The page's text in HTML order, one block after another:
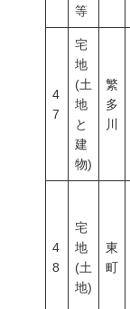
等
4
7
宅
地
(土
地
と
建
物)
繁
多
川
4
8
宅
地
(土
地)
東
町